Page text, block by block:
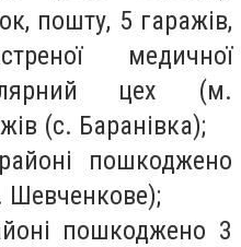
пошту, 5 гаражів,
медичної
цех (м.
(с. Баранівка);
пошкоджено
Шевченкове);
пошкоджено 3